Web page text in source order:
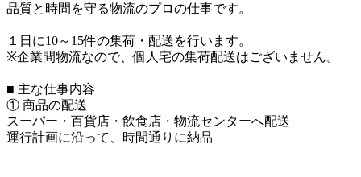
品質と時間を守る物流のプロの仕事です。
１日に10～15件の集荷・配送を行います。
※企業間物流なので、個人宅の集荷配送はございません。
■ 主な仕事内容
① 商品の配送
スーパー・百貨店・飲食店・物流センターへ配送
運行計画に沿って、時間通りに納品